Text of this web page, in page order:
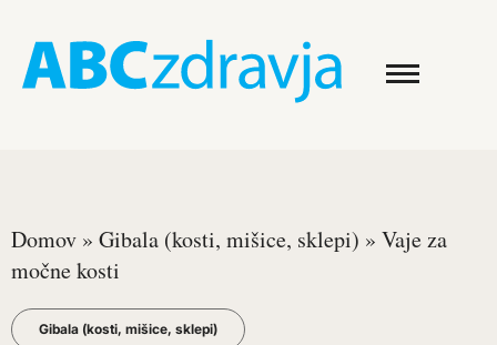
Domov » Gibala (kosti, mišice, sklepi) » Vaje za
močne kosti
Gibala (kosti, mišice, sklepi)